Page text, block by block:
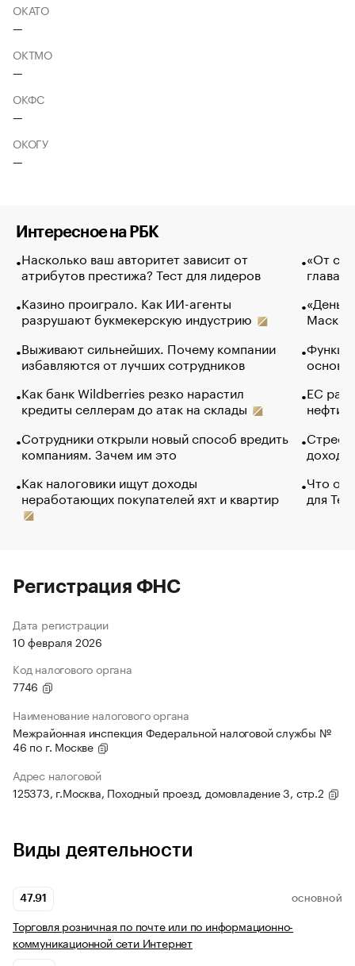
ОКАТО
—
ОКТМО
—
ОКФС
—
ОКОГУ
—
Интересное на РБК
Насколько ваш авторитет зависит от
атрибутов престижа? Тест для лидеров
Казино проиграло. Как ИИ-агенты
разрушают букмекерскую индустрию
Выживают сильнейших. Почему компании
избавляются от лучших сотрудников
Как банк Wildberries резко нарастил
кредиты селлерам до атак на склады
Сотрудники открыли новый способ вредить
компаниям. Зачем им это
Как налоговики ищут доходы
неработающих покупателей яхт и квартир
«От
глава
Маск в
основ
ЕС
нефти
Что
для
Регистрация ФНС
Дата регистрации
10 февраля 2026
Код налогового органа
7746
Наименование налогового органа
Межрайонная инспекция Федеральной налоговой службы №
46 по г. Москве
Адрес налоговой
125373, г.Москва, Походный проезд, домовладение 3, стр.2
Виды деятельности
47.91 ОСНОВНОЙ
Торговля розничная по почте или по информационно-
коммуникационной сети Интернет